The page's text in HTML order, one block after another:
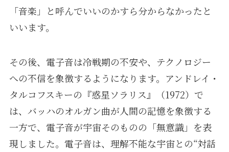
「音楽」と呼んでいいのかすら分からなかったと
いいます。
その後、電子音は冷戦期の不安や、テクノロジー
への不信を象徴するようになります。アンドレイ・
タルコフスキーの『惑星ソラリス』（1972）で
は、バッハのオルガン曲が人間の記憶を象徴する
一方で、電子音が宇宙そのものの「無意識」を表
現しました。電子音は、理解不能な宇宙との“対話